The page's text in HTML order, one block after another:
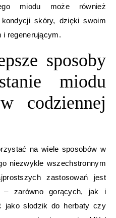
miodu może również
skóry, dzięki swoim
i regenerującym.
sposoby
miodu
codziennej
na wiele sposobów w
niezwykle wszechstronnym
zastosowań jest
– zarówno gorących, jak i
jako słodzik do herbaty czy